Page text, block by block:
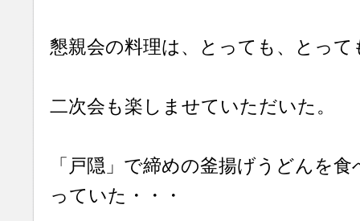
懇親会の料理は、とっても、とっ
二次会も楽しませていただいた。
「戸隠」で締めの釜揚げうどんを
っていた・・・